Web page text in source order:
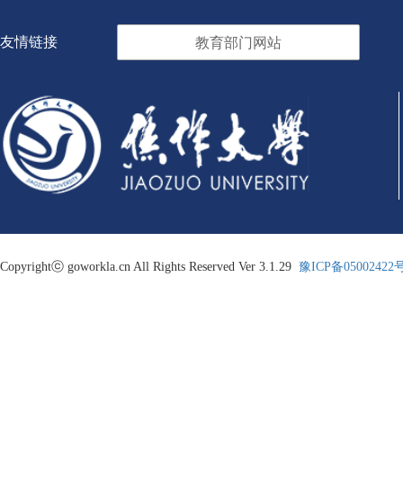
友情链接 教育部门网站
Copyrightⓒ goworkla.cn All Rights Reserved Ver 3.1.29 豫ICP备05002422